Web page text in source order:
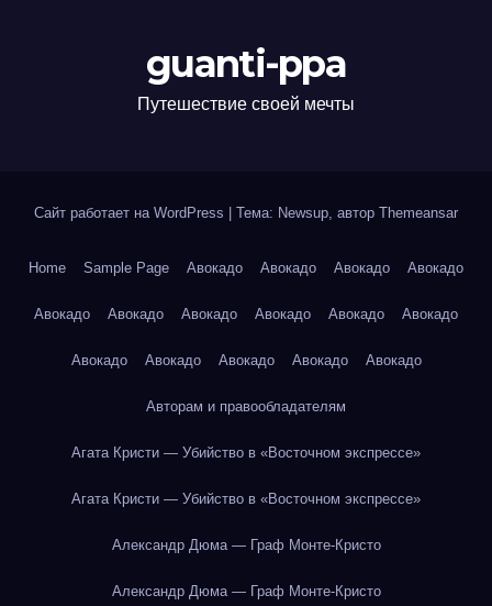
guanti-ppa
Путешествие своей мечты
Сайт работает на WordPress Тема: Newsup, автор Themeansar
Home Sample Page Авокадо Авокадо Авокадо Авокадо
Авокадо Авокадо Авокадо Авокадо Авокадо Авокадо
Авокадо Авокадо Авокадо Авокадо Авокадо
Авторам и правообладателям
Агата Кристи — Убийство в «Восточном экспрессе»
Агата Кристи — Убийство в «Восточном экспрессе»
Александр Дюма — Граф Монте-Кристо
Александр Дюма — Граф Монте-Кристо